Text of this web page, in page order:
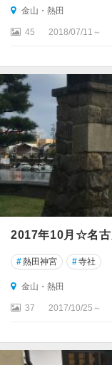
金山・熱田
45 2018/07/11～
2017年10月☆名古
#熱田神宮 #寺社
金山・熱田
37 2017/10/25～